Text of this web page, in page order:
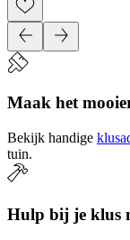
Maak het
Bekijk handige
tuin.
Hulp bij je klus